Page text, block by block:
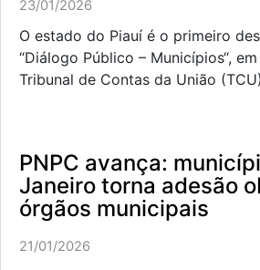
23/01/2026
O estado do Piauí é o primeiro
“Diálogo Público – Municípios“,
Tribunal de Contas da União
PNPC avança:
Janeiro torna adesão
órgãos municipais
21/01/2026